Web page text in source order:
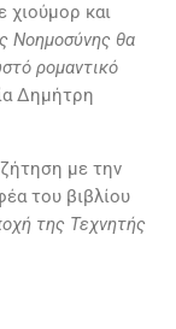
χιούμορ και
Νοημοσύνης θα
ρομαντικό
Δημήτρη
με την
του βιβλίου
της Τεχνητής